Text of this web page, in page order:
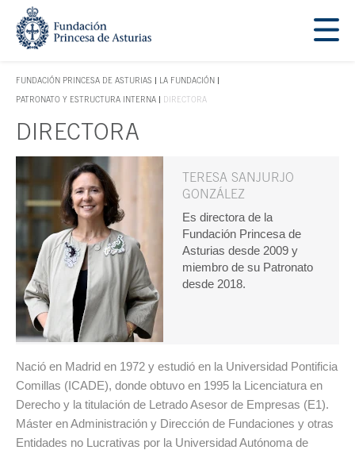
Saltar navegación. Ir directamente al contenido principal
FUNDACIÓN PRINCESA DE ASTURIAS
TECLA DE ACCESO 1
LA FUNDACIÓN
PATRONATO Y ESTRUCTURA INTERNA
DIRECTORA
DIRECTORA
Contenido principal
TERESA SANJURJO
GONZÁLEZ
Es directora de la
Fundación Princesa de
Asturias desde 2009 y
miembro de su Patronato
desde 2018.
Nació en Madrid en 1972 y estudió en la Universidad Pontificia
Comillas (ICADE), donde obtuvo en 1995 la Licenciatura en
Derecho y la titulación de Letrado Asesor de Empresas (E1).
Máster en Administración y Dirección de Fundaciones y otras
Entidades no Lucrativas por la Universidad Autónoma de